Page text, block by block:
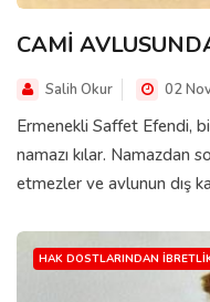
CAMİ
Salih Okur 02
Ermenekli Saffet Efendi,
namazı kılar. Namazdan
etmezler ve avlunun dış
HAK DOSTLARINDAN